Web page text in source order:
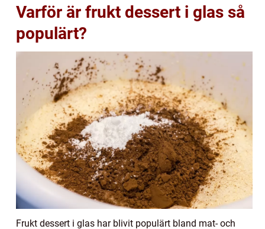
Varför är frukt dessert i glas så
populärt?
Frukt dessert i glas har blivit populärt bland mat- och